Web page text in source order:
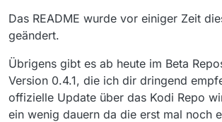
Das README wurde vor einiger Zeit
geändert.
Übrigens gibt es ab heute im Beta
Version 0.4.1, die ich dir dringend
offizielle Update über das Kodi Repo
ein wenig dauern da die erst mal noch